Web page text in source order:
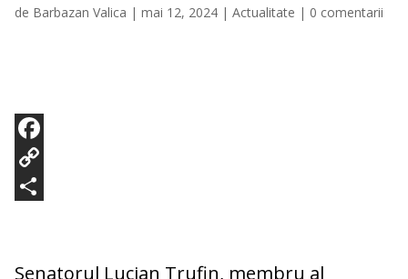
de Barbazan Valica | mai 12, 2024| Actualitate | 0 comentarii
F
a
b
C
y
r
Senatorul Lucian Trufin, membru al